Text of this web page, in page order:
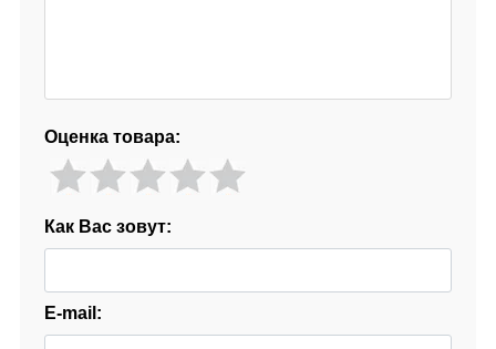
Оценка товара:
Как Вас зовут:
E-mail: